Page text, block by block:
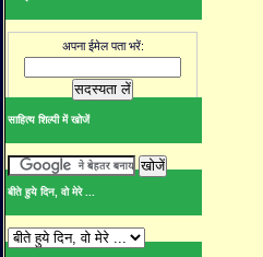
अपना ईमेल पता भरें:
साहित्य शिल्पी में खोजें
बीते हुये दिन, वो मेरे ...